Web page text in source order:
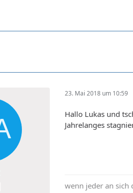
23. Mai 2018 um 10:59
Hallo Lukas und
Jahrelanges
wenn jeder an sich